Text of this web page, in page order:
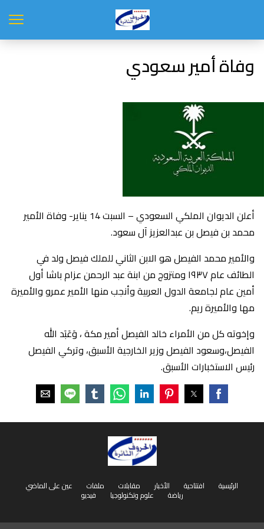
وفاة أمير سعودي
أعلن الديوان الملكي السعودي – السبت 14 يناير- وفاة الأمير
محمد بن فيصل بن عبدالعزيز آل سعود.
والأمير محمد الفيصل هو الابن الثاني للملك فيصل ولد في
الطائف عام ١٩٣٧ ومتزوج من ابنة عبد الرحمن عزام باشا أول
أمين عام لجامعة الدول العربية وأنجب منها الأمير عمرو والأميرة
مها والأميرة ريم.
وإخوته كل من الأمراء خالد الفيصل أمير مكة ، وَعَبَد الله
الفيصل،وسعود الفيصل وزير الخارجية الأسبق، وتركي الفيصل
رئيس الاستخبارات الأسبق.
الرئيسية افتتاحية الأخبار مقابلات ملفات عين على الماضي
رياضة علوم وتكنولوجيا فيديو